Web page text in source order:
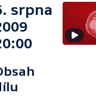
srpna